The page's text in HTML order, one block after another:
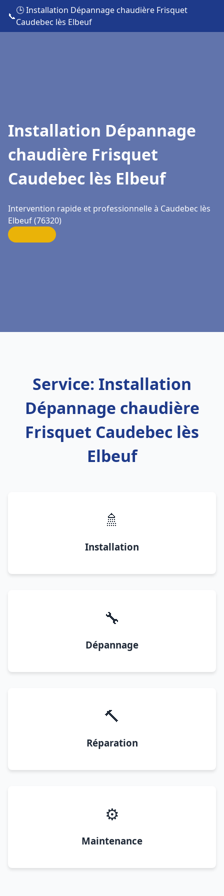
📞
🕒 Installation Dépannage chaudière Frisquet
Caudebec lès Elbeuf
Installation Dépannage
chaudière Frisquet
Caudebec lès Elbeuf
Intervention rapide et professionnelle à Caudebec lès
Elbeuf (76320)
Service: Installation
Dépannage chaudière
Frisquet Caudebec lès
Elbeuf
🚿
Installation
🔧
Dépannage
🔨
Réparation
⚙️
Maintenance